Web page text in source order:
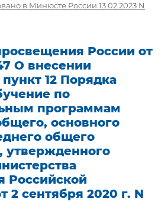
в Минюсте России 13.02.2023 N
России от
О внесении
12 Порядка
по
программам
основного
общего
утвержденного
Российской
2 сентября 2020 г. N